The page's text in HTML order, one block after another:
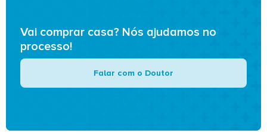
Vai comprar casa? Nós ajudamos no
processo!
Falar com o Doutor